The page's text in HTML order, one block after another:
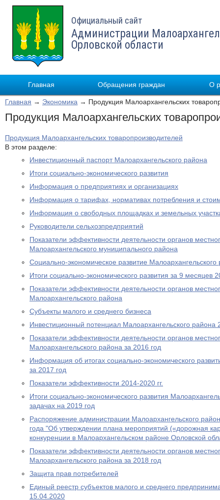
Официальный сайт
Администрации
Орловской области
Главная Обращения граждан О
Главная → Экономика → Продукция Малоархангельских
Продукция Малоархангельских
Продукция Малоархангельских товаропроизводителей
В этом разделе:
Инвестиционный паспорт Малоархангельского района
Итоги социально-экономического развития
Информация о предприятиях и организациях
Информация о тарифах, нормативах потребления и
Информация о свободных площадках и земельных
Руководители сельхозпредприятий
Показатели эффективности деятельности органов
Малоархангельского муниципального района
Социально-экономическое развитие Малоархангельского
Итоги социально-экономического развития за 9 месяцев
Показатели эффективности деятельности органов
Малоархангельского района
Субъекты малого и среднего бизнеса
Инвестиционный потенциал Малоархангельского района
Показатели эффективности деятельности органов
Малоархангельского района за 2016 год
Информация об итогах социально-экономического
за 2017 год
Показатели эффективности 2014-2020 гг.
Итоги социально-экономического развития
задачах на 2019 год
Распоряжение администрации Малоархангельского
года "Об утверждении плана мероприятий («дорожная
конкуренции в Малоархангельском районе Орловской
Показатели эффективности деятельности органов
Малоархангельского района за 2018 год
Защита прав потребителей
Единый реестр субъектов малого и среднего
15.04.2020